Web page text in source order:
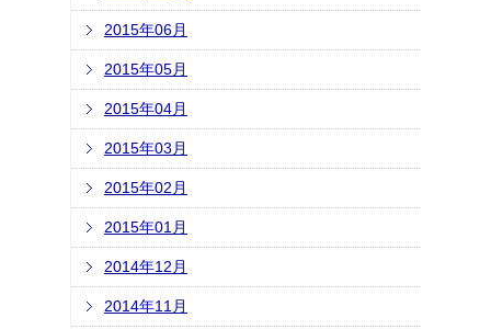
2015年06月
2015年05月
2015年04月
2015年03月
2015年02月
2015年01月
2014年12月
2014年11月